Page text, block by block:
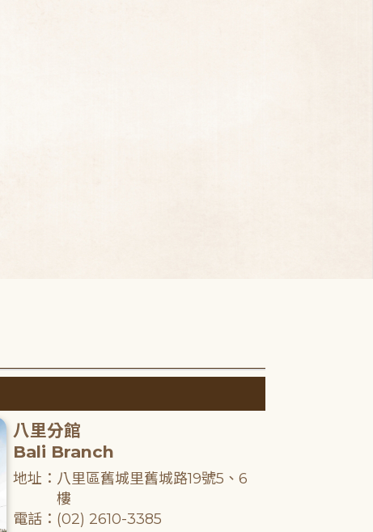
八里分館
Bali Branch
地址：八里區舊城里舊城路19號5、6
樓
電話：(02) 2610-3385